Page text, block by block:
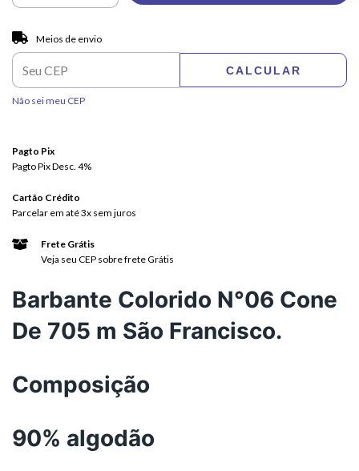
Entregas para o CEP:
Meios de envio
CALCULAR
Não sei meu CEP
Pagto Pix
Pagto Pix Desc. 4%
Cartão Crédito
Parcelar em até 3x sem juros
Frete Grátis
Veja seu CEP sobre frete Grátis
Barbante Colorido N°06 Cone
De 705 m São Francisco.
Composição
90% algodão